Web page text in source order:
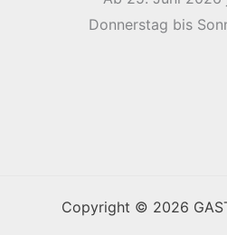
Donnerstag bis
Copyright © 2026